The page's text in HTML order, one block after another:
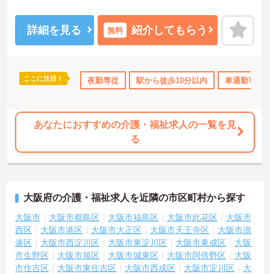
日勤のみ 資格取得サポート 産休･育休･介護休暇取得実績あ
取得支援」「教育研修制度」などの制度も充実しておりスキルアッ
プも目指せます！
ご興味ある方には、面接のポイントなど、さらに詳細をお話致しま
詳細を見る 無料 紹介してもらう
ここに注目！ 夜勤専従 駅から徒歩10分以内 車通勤可
あなたにおすすめの介護・福祉求人の一覧を見
る
大阪府の介護・福祉求人を近隣の市区町村から探す
大阪市 大阪市都島区 大阪市福島区 大阪市此花区
大阪市
西区
大阪市港区 大阪市大正区 大阪市天王寺区
大阪市浪
速区
大阪市西淀川区 大阪市東淀川区 大阪市東成区
大阪
市生野区
大阪市旭区 大阪市城東区 大阪市阿倍野区
大阪
市住吉区
大阪市東住吉区 大阪市西成区 大阪市淀川区
大